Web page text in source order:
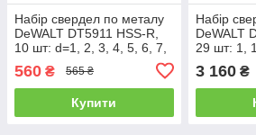
Набір свердел по металу
DeWALT DT5911 HSS-R,
10 шт: d=1, 2, 3, 4, 5, 6, 7,
8, 9, 10 мм , пластикова
касета
560 ₴ 565 ₴
Купити
Набір
DeWALT
29 шт: 1,
3.3, 3.5,
5.5, 6,
3 160₴